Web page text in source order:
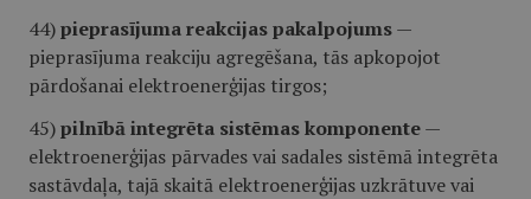
44)pieprasījuma reakcijas pakalpojums—
pieprasījuma reakciju agregēšana, tās apkopojot
pārdošanai elektroenerģijas tirgos;
45)pilnībā integrēta sistēmas komponente—
elektroenerģijas pārvades vai sadales sistēmā integrēta
sastāvdaļa, tajā skaitā elektroenerģijas uzkrātuve vai